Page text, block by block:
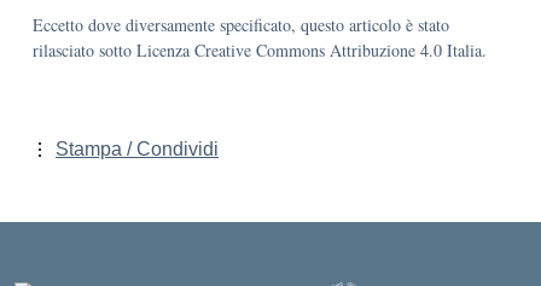
Eccetto dove diversamente specificato, questo articolo è stato
rilasciato sotto Licenza Creative Commons Attribuzione 4.0 Italia.
Stampa / Condividi